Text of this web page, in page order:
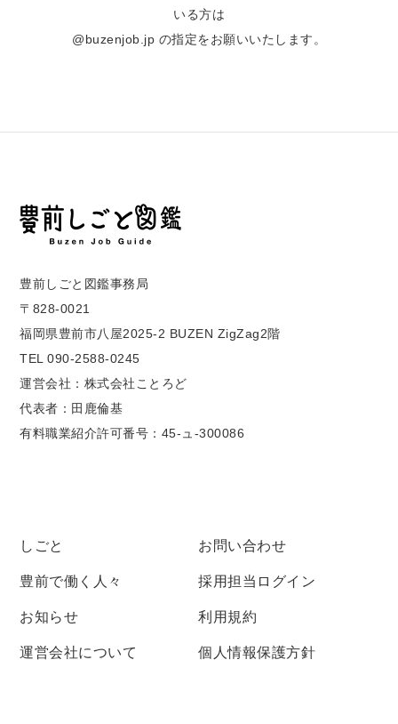
いる方は
@buzenjob.jp の指定をお願いいたします。
豊前しごと図鑑事務局
〒828-0021
福岡県豊前市八屋2025-2 BUZEN ZigZag2階
TEL 090-2588-0245
運営会社：株式会社ことろど
代表者：田鹿倫基
有料職業紹介許可番号：45-ュ-300086
しごと
豊前で働く人々
お知らせ
運営会社について
お問い合わせ
採用担当ログイン
利用規約
個人情報保護方針